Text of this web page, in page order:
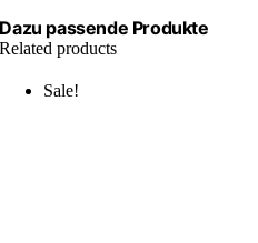
Dazu passende Produkte
Related products
Sale!